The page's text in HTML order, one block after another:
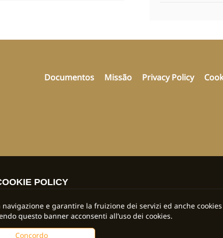
Documentos Missão Privacy Policy
para a Doutrina da Fé
POLICY
e garantire la fruizione dei servizi ed anche
questo banner acconsenti all’uso dei cookies.
Concordo